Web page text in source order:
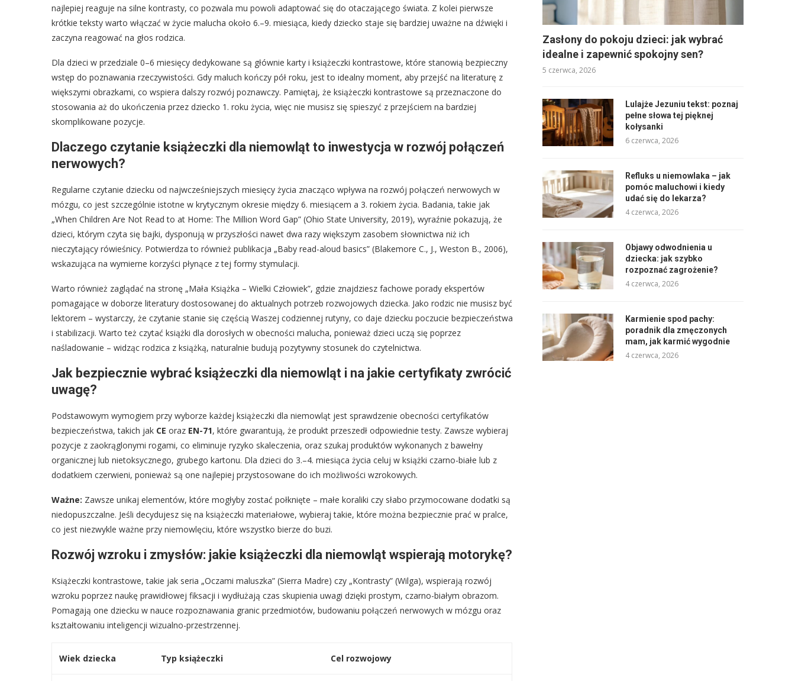
najlepiej reaguje na silne kontrasty, co pozwala mu powoli adaptować się do otaczającego świata. Z kolei pierwsze
krótkie teksty warto włączać w życie malucha około 6.–9. miesiąca, kiedy dziecko staje się bardziej uważne na dźwięki i
zaczyna reagować na głos rodzica.
Dla dzieci w przedziale 0–6 miesięcy dedykowane są głównie karty i książeczki kontrastowe, które stanowią bezpieczny
wstęp do poznawania rzeczywistości. Gdy maluch kończy pół roku, jest to idealny moment, aby przejść na literaturę z
większymi obrazkami, co wspiera dalszy rozwój poznawczy. Pamiętaj, że książeczki kontrastowe są przeznaczone do
stosowania aż do ukończenia przez dziecko 1. roku życia, więc nie musisz się spieszyć z przejściem na bardziej
skomplikowane pozycje.
Dlaczego czytanie książeczki dla niemowląt to inwestycja w rozwój połączeń
nerwowych?
Regularne czytanie dziecku od najwcześniejszych miesięcy życia znacząco wpływa na rozwój połączeń nerwowych w
mózgu, co jest szczególnie istotne w krytycznym okresie między 6. miesiącem a 3. rokiem życia. Badania, takie jak
„When Children Are Not Read to at Home: The Million Word Gap” (Ohio State University, 2019), wyraźnie pokazują, że
dzieci, którym czyta się bajki, dysponują w przyszłości nawet dwa razy większym zasobem słownictwa niż ich
nieczytający rówieśnicy. Potwierdza to również publikacja „Baby read-aloud basics” (Blakemore C., J., Weston B., 2006),
wskazująca na wymierne korzyści płynące z tej formy stymulacji.
Warto również zaglądać na stronę „Mała Książka – Wielki Człowiek”, gdzie znajdziesz fachowe porady ekspertów
pomagające w doborze literatury dostosowanej do aktualnych potrzeb rozwojowych dziecka. Jako rodzic nie musisz być
lektorem – wystarczy, że czytanie stanie się częścią Waszej codziennej rutyny, co daje dziecku poczucie bezpieczeństwa
i stabilizacji. Warto też czytać książki dla dorosłych w obecności malucha, ponieważ dzieci uczą się poprzez
naśladowanie – widząc rodzica z książką, naturalnie budują pozytywny stosunek do czytelnictwa.
Jak bezpiecznie wybrać książeczki dla niemowląt i na jakie certyfikaty zwrócić
uwagę?
Podstawowym wymogiem przy wyborze każdej książeczki dla niemowląt jest sprawdzenie obecności certyfikatów
bezpieczeństwa, takich jak CE oraz EN-71, które gwarantują, że produkt przeszedł odpowiednie testy. Zawsze wybieraj
pozycje z zaokrąglonymi rogami, co eliminuje ryzyko skaleczenia, oraz szukaj produktów wykonanych z bawełny
organicznej lub nietoksycznego, grubego kartonu. Dla dzieci do 3.–4. miesiąca życia celuj w książki czarno-białe lub z
dodatkiem czerwieni, ponieważ są one najlepiej przystosowane do ich możliwości wzrokowych.
Ważne: Zawsze unikaj elementów, które mogłyby zostać połknięte – małe koraliki czy słabo przymocowane dodatki są
niedopuszczalne. Jeśli decydujesz się na książeczki materiałowe, wybieraj takie, które można bezpiecznie prać w pralce,
co jest niezwykle ważne przy niemowlęciu, które wszystko bierze do buzi.
Rozwój wzroku i zmysłów: jakie książeczki dla niemowląt wspierają motorykę?
Książeczki kontrastowe, takie jak seria „Oczami maluszka” (Sierra Madre) czy „Kontrasty” (Wilga), wspierają rozwój
wzroku poprzez naukę prawidłowej fiksacji i wydłużają czas skupienia uwagi dzięki prostym, czarno-białym obrazom.
Pomagają one dziecku w nauce rozpoznawania granic przedmiotów, budowaniu połączeń nerwowych w mózgu oraz
kształtowaniu inteligencji wizualno-przestrzennej.
Wiek dziecka Typ książeczki Cel rozwojowy
Zasłony do pokoju dzieci: jak wybrać
idealne i zapewnić spokojny sen?
5 czerwca, 2026
Lulajże Jezuniu tekst: poznaj
pełne słowa tej pięknej
kołysanki
6 czerwca, 2026
Refluks u niemowlaka – jak
pomóc maluchowi i kiedy
udać się do lekarza?
4 czerwca, 2026
Objawy odwodnienia u
dziecka: jak szybko
rozpoznać zagrożenie?
4 czerwca, 2026
Karmienie spod pachy:
poradnik dla zmęczonych
mam, jak karmić wygodnie
4 czerwca, 2026